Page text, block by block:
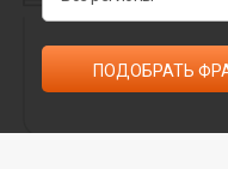
ПОДОБРАТЬ